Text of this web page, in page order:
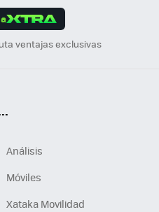
ventajas exclusivas
Análisis
Móviles
Xataka Movilidad